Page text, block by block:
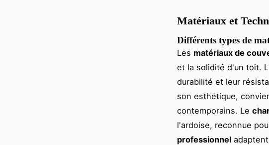
Matériaux et
Différents types de
Les matériaux de
et la solidité d'un toit.
durabilité et leur
son esthétique,
contemporains. Le
l'ardoise, reconnue
professionnel